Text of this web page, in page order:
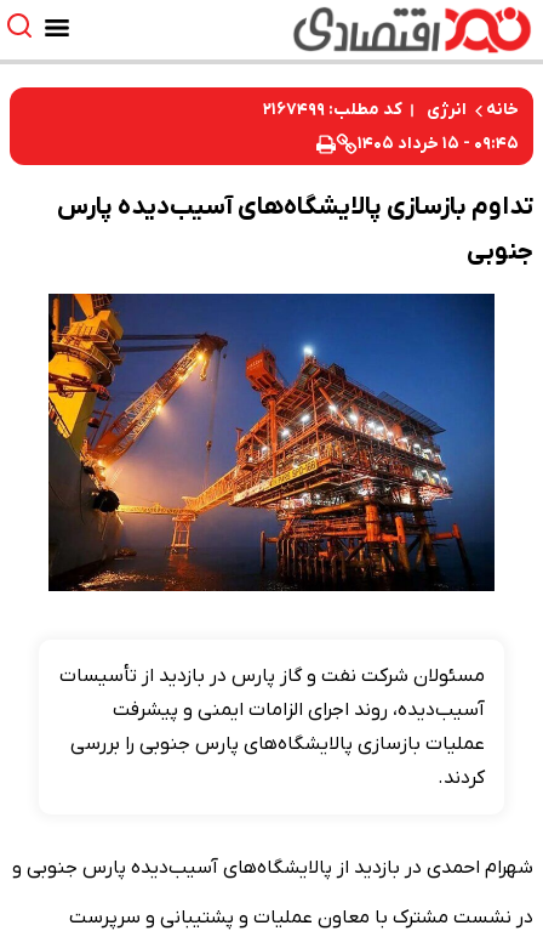
خانه انرژی
کد مطلب: ۲۱۶۷۴۹۹
۰۹:۴۵ - ۱۵ خرداد ۱۴۰۵
تداوم بازسازی پالایشگاه‌های آسیب‌دیده پارس
جنوبی
مسئولان شرکت نفت و گاز پارس در بازدید از تأسیسات
آسیب‌دیده، روند اجرای الزامات ایمنی و پیشرفت
عملیات بازسازی پالایشگاه‌های پارس جنوبی را بررسی
کردند.
شهرام احمدی در بازدید از پالایشگاه‌های آسیب‌دیده پارس جنوبی و
در نشست مشترک با معاون عملیات و پشتیبانی و سرپرست